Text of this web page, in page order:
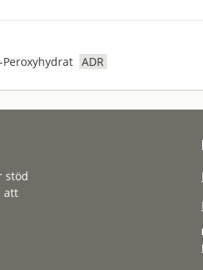
ADR
stöd
att